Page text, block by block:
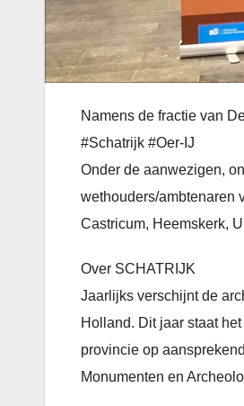
Namens de fractie van
#Schatrijk #Oer-IJ
Onder de aanwezigen,
wethouders/ambtenaren
Castricum, Heemskerk,
Over SCHATRIJK
Jaarlijks verschijnt de
Holland. Dit jaar staat
provincie op
Monumenten en